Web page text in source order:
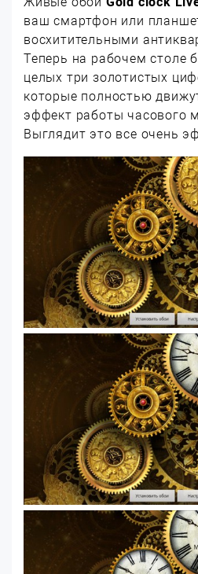
ваш смартфон или
восхитительными
Теперь на рабочем столе
целых три золотистых
которые полностью
эффект работы часового
Выглядит это все очень